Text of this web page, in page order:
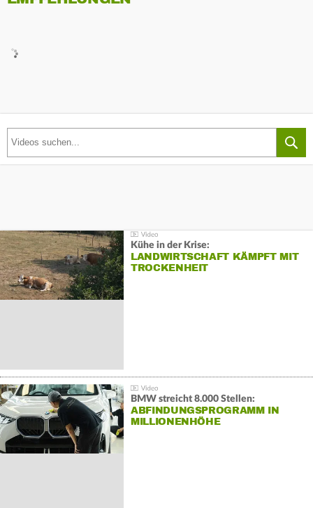
Kühe in der Krise:
LANDWIRTSCHAFT KÄMPFT MIT
TROCKENHEIT
BMW streicht 8.000 Stellen:
ABFINDUNGSPROGRAMM IN
MILLIONENHÖHE